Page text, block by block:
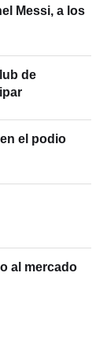
Messi, a los
de
el podio
al mercado